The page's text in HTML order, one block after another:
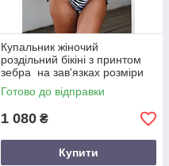
Купальник жіночий
роздільний бікіні з принтом
зебра на зав'язках розміри
XS-XXL
Готово до відправки
1 080 ₴
Купити